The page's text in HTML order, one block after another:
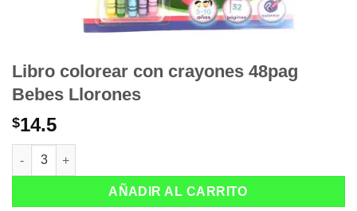
Libro colorear con crayones 48pag
Bebes Llorones
$14.5
Libro colorear con crayones 48pag Bebes Llorones cantidad
AÑADIR AL CARRITO